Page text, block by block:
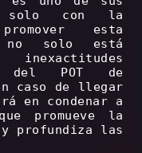
solo con la
esta
no solo está
inexactitudes
POT de
caso de llegar
en condenar a
promueve la
profundiza las